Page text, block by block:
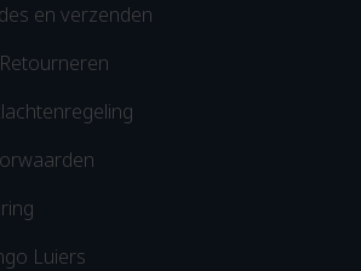
en verzenden
Luiers